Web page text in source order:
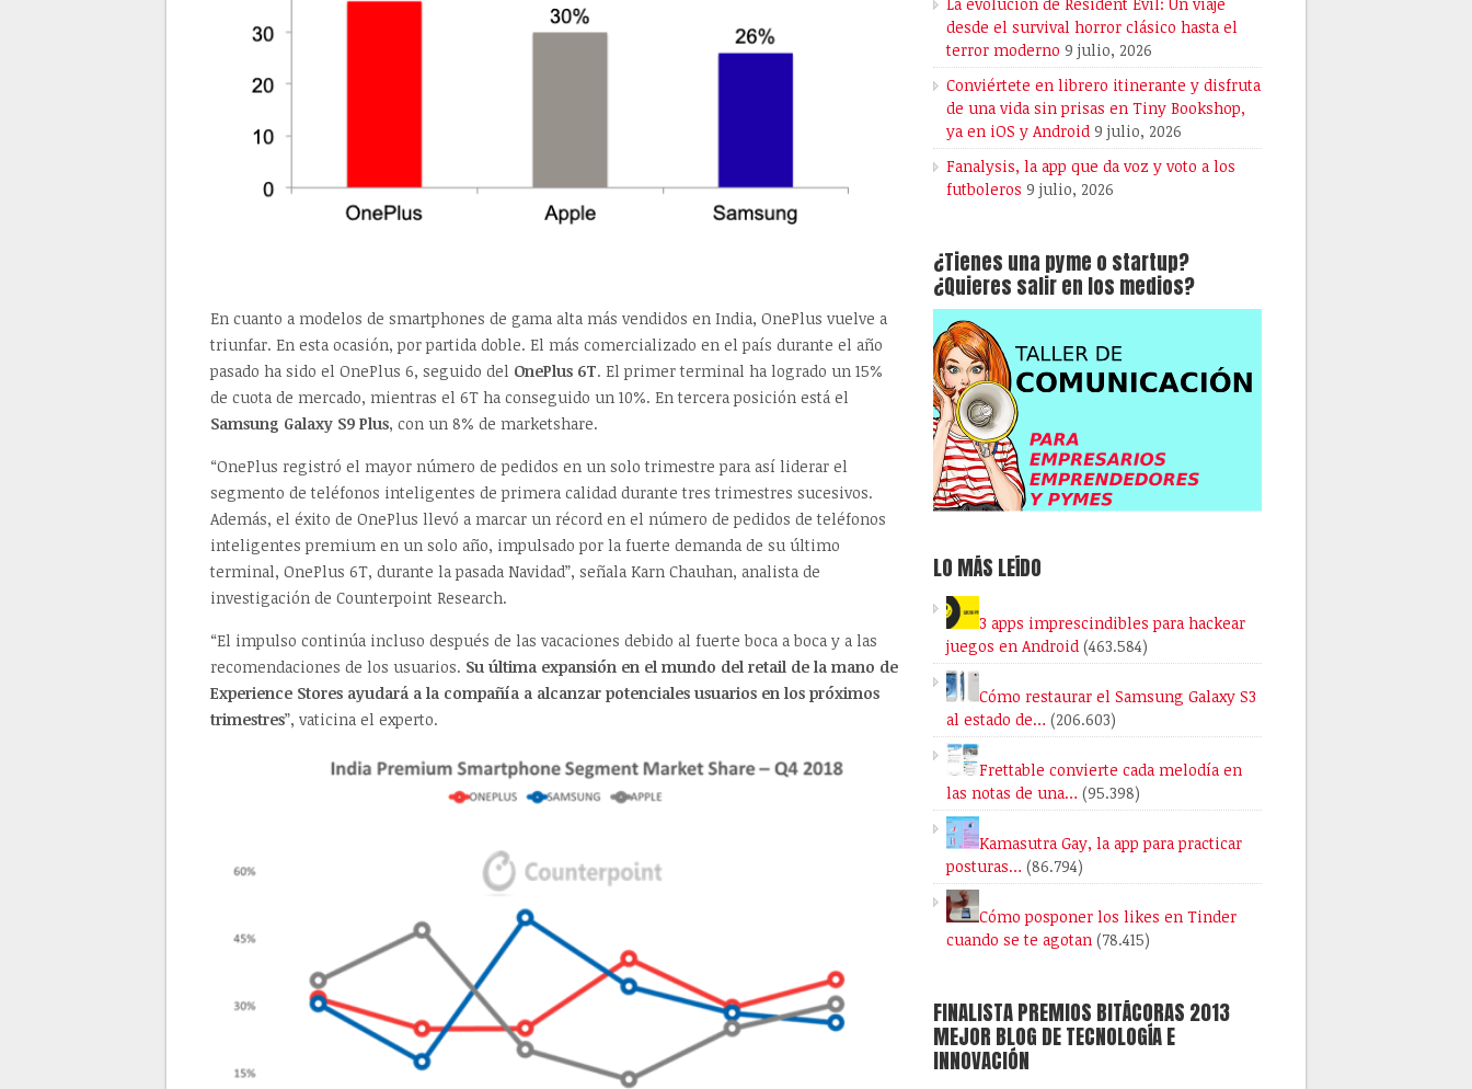
En cuanto a modelos de smartphones de gama alta más vendidos en India, OnePlus vuelve a
triunfar. En esta ocasión, por partida doble. El más comercializado en el país durante el año
pasado ha sido el OnePlus 6, seguido del OnePlus 6T. El primer terminal ha logrado un 15%
de cuota de mercado, mientras el 6T ha conseguido un 10%. En tercera posición está el
Samsung Galaxy S9 Plus, con un 8% de marketshare.
“OnePlus registró el mayor número de pedidos en un solo trimestre para así liderar el
segmento de teléfonos inteligentes de primera calidad durante tres trimestres sucesivos.
Además, el éxito de OnePlus llevó a marcar un récord en el número de pedidos de teléfonos
inteligentes premium en un solo año, impulsado por la fuerte demanda de su último
terminal, OnePlus 6T, durante la pasada Navidad”, señala Karn Chauhan, analista de
investigación de Counterpoint Research.
“El impulso continúa incluso después de las vacaciones debido al fuerte boca a boca y a las
recomendaciones de los usuarios. Su última expansión en el mundo del retail de la mano de
Experience Stores ayudará a la compañía a alcanzar potenciales usuarios en los próximos
trimestres”, vaticina el experto.
desde el survival horror clásico hasta el
terror moderno 9 julio, 2026
Conviértete en librero itinerante y disfruta
de una vida sin prisas en Tiny Bookshop,
ya en iOS y Android 9 julio, 2026
Fanalysis, la app que da voz y voto a los
futboleros 9 julio, 2026
¿Tienes una pyme o startup?
¿Quieres salir en los medios?
LO MÁS LEÍDO
3 apps imprescindibles para hackear
juegos en Android (463.584)
Cómo restaurar el Samsung Galaxy S3
al estado de… (206.603)
Frettable convierte cada melodía en
las notas de una… (95.398)
Kamasutra Gay, la app para practicar
posturas… (86.794)
Cómo posponer los likes en Tinder
cuando se te agotan (78.415)
FINALISTA PREMIOS BITÁCORAS 2013
MEJOR BLOG DE TECNOLOGÍA E
INNOVACIÓN